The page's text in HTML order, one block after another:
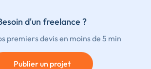
d'un freelance ?
premiers devis en moins de 5 min
Publier un projet